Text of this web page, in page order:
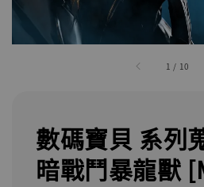
1 / 10
數碼寶貝 系列
暗戰鬥暴龍獸